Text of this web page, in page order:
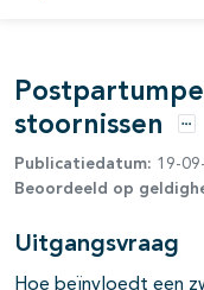
open- en
open- en
stoornissen
Publicatiedatum: 19-
Beoordeeld op
Uitgangsvraag
Hoe beïnvloedt een